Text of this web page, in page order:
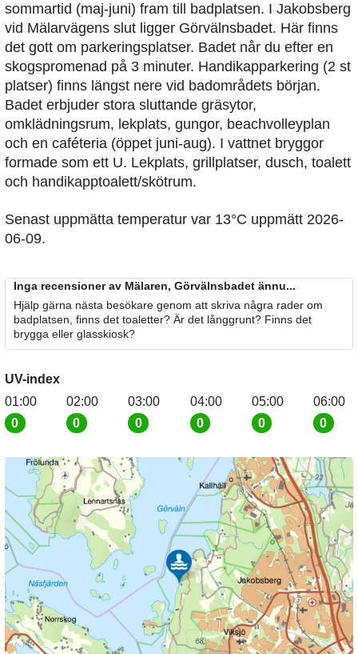
sommartid (maj-juni) fram till badplatsen. I Jakobsberg
vid Mälarvägens slut ligger Görvälnsbadet. Här finns
det gott om parkeringsplatser. Badet når du efter en
skogspromenad på 3 minuter. Handikapparkering (2 st
platser) finns längst nere vid badområdets början.
Badet erbjuder stora sluttande gräsytor,
omklädningsrum, lekplats, gungor, beachvolleyplan
och en caféteria (öppet juni-aug). I vattnet bryggor
formade som ett U. Lekplats, grillplatser, dusch, toalett
och handikapptoalett/skötrum.
Senast uppmätta temperatur var 13°C uppmätt 2026-
06-09.
Inga recensioner av Mälaren, Görvälnsbadet ännu...
Hjälp gärna nästa besökare genom att skriva några rader om
badplatsen, finns det toaletter? Är det långgrunt? Finns det
brygga eller glasskiosk?
UV-index
01:00
0
02:00
0
03:00
0
04:00
0
05:00
0
06:00
0